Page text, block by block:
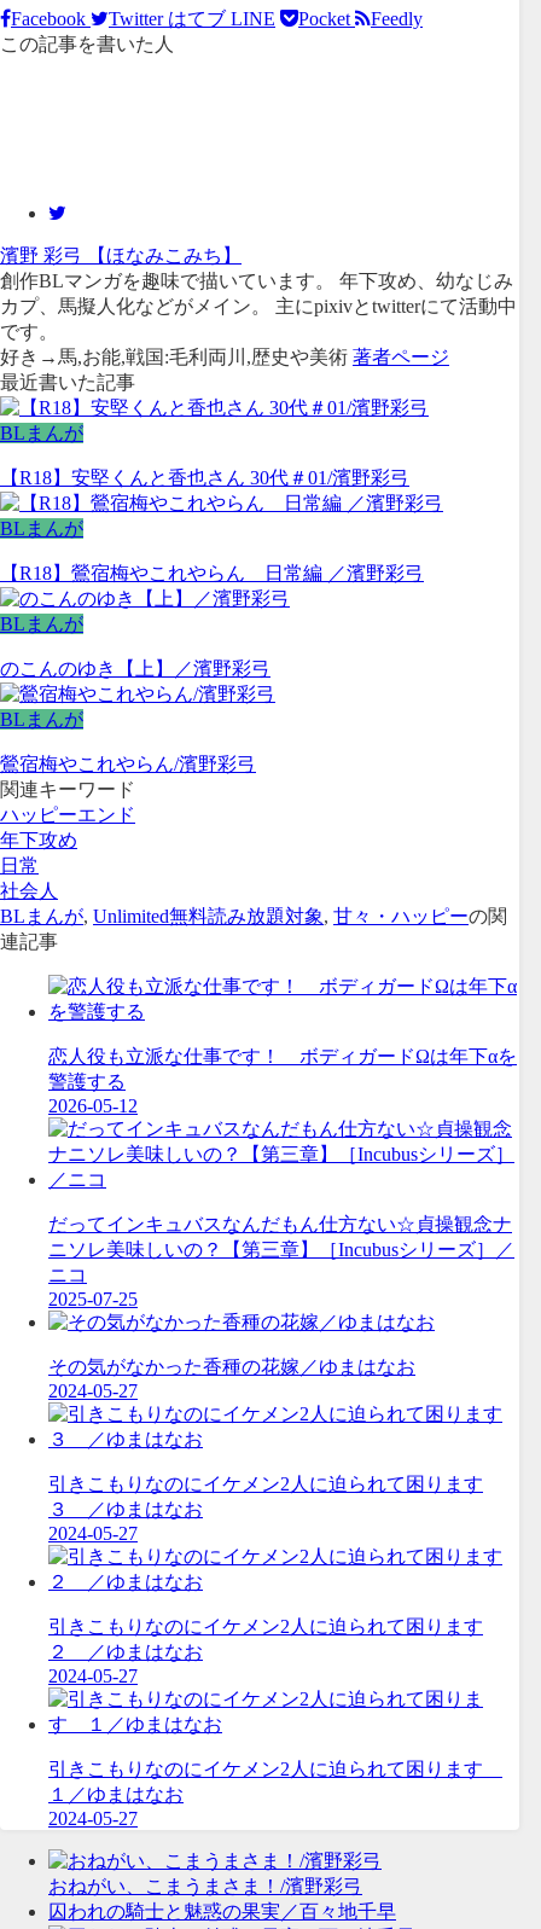
Facebook Twitter はてブ LINE Pocket
Feedly
この記事を書いた人
濱野 彩弓 【ほなみこみち】
創作BLマンガを趣味で描いています。 年下攻め、幼なじみ
カプ、馬擬人化などがメイン。 主にpixivとtwitterにて活動中
です。
好き→馬,お能,戦国:毛利両川,歴史や美術 著者ページ
最近書いた記事
BLまんが
【R18】安堅くんと香也さん 30代＃01/濱野彩弓
BLまんが
【R18】鶯宿梅やこれやらん 日常編 ／濱野彩弓
BLまんが
のこんのゆき【上】／濱野彩弓
BLまんが
鶯宿梅やこれやらん/濱野彩弓
関連キーワード
ハッピーエンド
年下攻め
日常
社会人
BLまんが, Unlimited無料読み放題対象, 甘々・ハッピーの関
連記事
恋人役も立派な仕事です！ ボディガードΩは年下αを
警護する
2026-05-12
‪だってインキュバスなんだもん仕方ない☆貞操観念ナ
ニソレ美味しいの？【第三章】［Incubusシリーズ］／
ニコ
2025-07-25
その気がなかった香種の花嫁／ゆまはなお
2024-05-27
引きこもりなのにイケメン2人に迫られて困ります
３ ／ゆまはなお
2024-05-27
引きこもりなのにイケメン2人に迫られて困ります
２ ／ゆまはなお
2024-05-27
引きこもりなのにイケメン2人に迫られて困ります
１／ゆまはなお
2024-05-27
おねがい、こまうまさま！/濱野彩弓
囚われの騎士と魅惑の果実／百々地千早